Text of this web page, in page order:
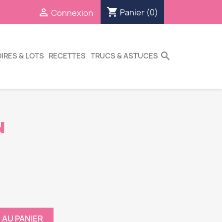
 Connexion shopping_cart Panier (0)
& LOTS RECETTES TRUCS & ASTUCES search
PANIER